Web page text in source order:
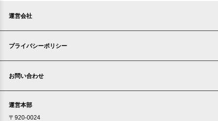
運営会社
プライバシーポリシー
お問い合わせ
運営本部
〒920-0024